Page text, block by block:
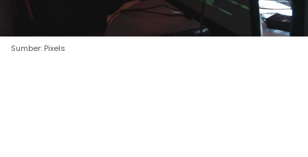
Sumber: Pixels